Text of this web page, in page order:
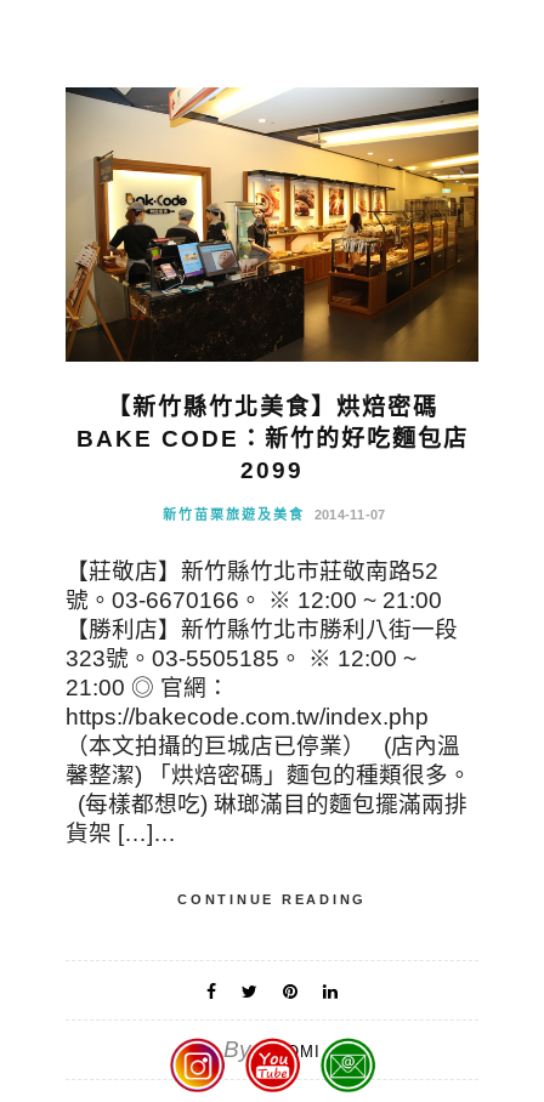
【新竹縣竹北美食】烘焙密碼
BAKE CODE：新竹的好吃麵包店
2099
新竹苗栗旅遊及美食 2014-11-07
【莊敬店】新竹縣竹北市莊敬南路52
號。03-6670166。 ※ 12:00 ~ 21:00
【勝利店】新竹縣竹北市勝利八街一段
323號。03-5505185。 ※ 12:00 ~
21:00 ◎ 官網：
https://bakecode.com.tw/index.php
（本文拍攝的巨城店已停業） (店內溫
馨整潔) 「烘焙密碼」麵包的種類很多。
(每樣都想吃) 琳瑯滿目的麵包擺滿兩排
貨架 […]…
CONTINUE READING
By MAOMI